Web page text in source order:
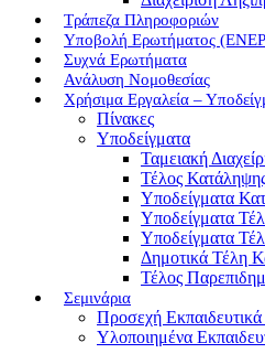
Τράπεζα Πληροφοριών
Υποβολή Ερωτήματος
Συχνά Ερωτήματα
Ανάλυση Νομοθεσίας
Χρήσιμα Εργαλεία –
Πίνακες
Υποδείγματα
Ταμειακή
Τέλος
Υποδείγματα
Υποδείγματα
Υποδείγματα
Δημοτικά Τέλη
Τέλος
Σεμινάρια
Προσεχή
Υλοποιημένα